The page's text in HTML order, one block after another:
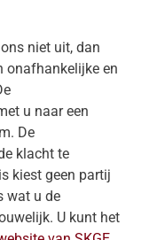
niet uit, dan
onafhankelijke en
u naar een
De
klacht te
kiest geen partij
wat u de
U kunt het